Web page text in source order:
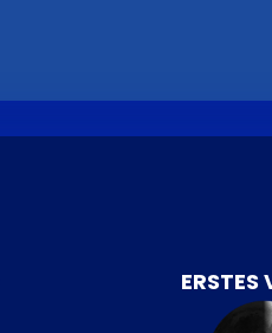
ERSTES